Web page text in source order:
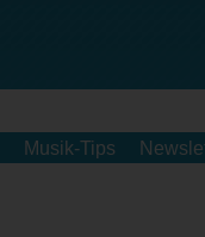
Musik-Tips